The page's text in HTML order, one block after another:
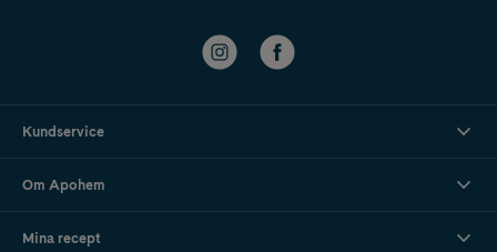
Kundservice
Om Apohem
Mina recept